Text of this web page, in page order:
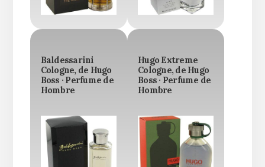
Baldessarini
Cologne, de Hugo
Boss · Perfume de
Hombre
Hugo Extreme
Cologne, de Hugo
Boss · Perfume de
Hombre